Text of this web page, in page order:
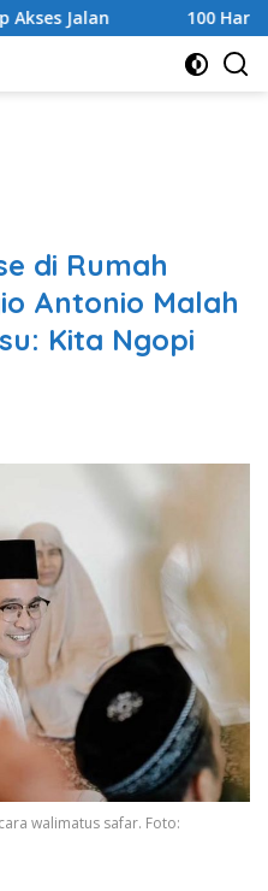
Berlalu, Pengusutan
di Rumah
Antonio Malah
Kita Ngopi
walimatus safar. Foto: